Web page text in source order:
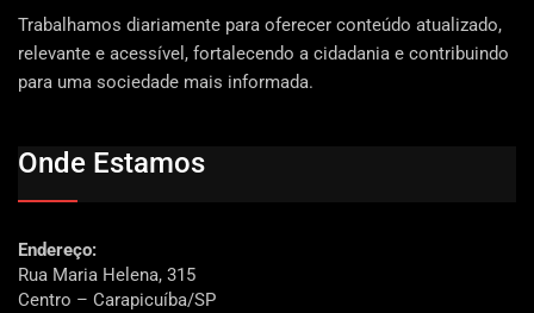
Trabalhamos diariamente para oferecer conteúdo atualizado,
relevante e acessível, fortalecendo a cidadania e contribuindo
para uma sociedade mais informada.
Onde Estamos
Endereço:
Rua Maria Helena, 315
Centro – Carapicuíba/SP